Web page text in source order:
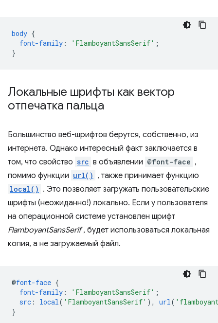
body {
font-family : 'FlamboyantSansSerif' ;
}
Локальные шрифты как вектор
отпечатка пальца
Большинство веб-шрифтов берутся, собственно, из
интернета. Однако интересный факт заключается в
том, что свойство src в объявлении @font-face ,
помимо функции url() , также принимает функцию
local() . Это позволяет загружать пользовательские
шрифты (неожиданно!) локально. Если у пользователя
на операционной системе установлен шрифт
FlamboyantSansSerif, будет использоваться локальная
копия, а не загружаемый файл.
@font-face {
font-family : 'FlamboyantSansSerif' ;
src : local( 'FlamboyantSansSerif' ), url(
}